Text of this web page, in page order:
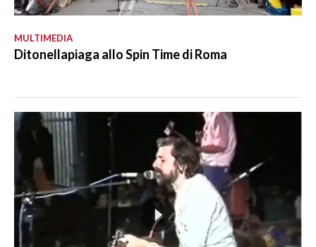
MULTIMEDIA
Ditonellapiaga allo Spin Time di Roma